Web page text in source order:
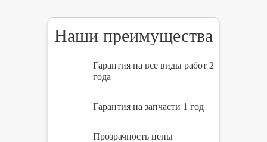
Наши преимущества
Гарантия на все виды работ 2
года
Гарантия на запчасти 1 год
Прозрачность цены